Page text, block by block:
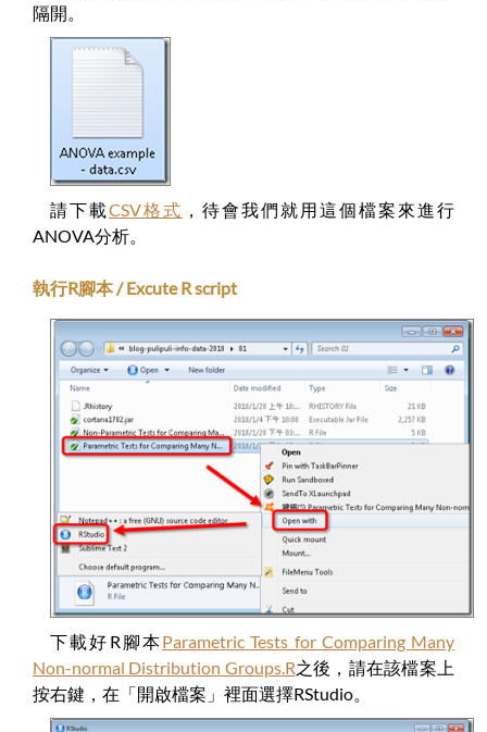
隔開。
請下載CSV格式 ，待會我們就用這個檔案來進行
ANOVA分析。
執行R腳本 / Excute R script
下載好R腳本Parametric Tests for Comparing Many
Non-normal Distribution Groups.R之後，請在該檔案上
按右鍵，在「開啟檔案」裡面選擇RStudio。